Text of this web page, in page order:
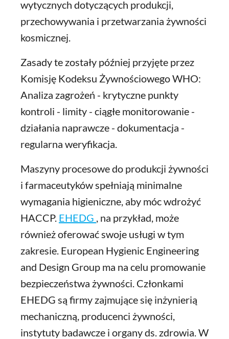
wytycznych dotyczących produkcji,
przechowywania i przetwarzania żywności
kosmicznej.
Zasady te zostały później przyjęte przez
Komisję Kodeksu Żywnościowego WHO:
Analiza zagrożeń - krytyczne punkty
kontroli - limity - ciągłe monitorowanie -
działania naprawcze - dokumentacja -
regularna weryfikacja.
Maszyny procesowe do produkcji żywności
i farmaceutyków spełniają minimalne
wymagania higieniczne, aby móc wdrożyć
HACCP. EHEDG , na przykład, może
również oferować swoje usługi w tym
zakresie. European Hygienic Engineering
and Design Group ma na celu promowanie
bezpieczeństwa żywności. Członkami
EHEDG są firmy zajmujące się inżynierią
mechaniczną, producenci żywności,
instytuty badawcze i organy ds. zdrowia. W